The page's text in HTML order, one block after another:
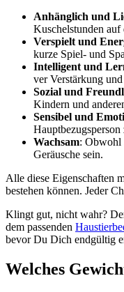
Anhäng­lich und
Kuschel­stun­den auf
Ver­spielt und
kur­ze Spiel- und
Intel­li­gent und
ver Ver­stär­kung
Sozi­al und
Kin­dern und
Sen­si­bel und
Wach­sam: Obwohl
Geräu­sche sein.
Alle die­se Eigen­schaf­ten
bestehen kön­nen. Jeder
Klingt gut, nicht wahr?
dem pas­sen­den
bevor Du Dich end­gül­tig
Wel­ches